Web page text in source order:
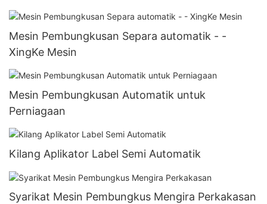
Mesin Pembungkusan Separa automatik - -
XingKe Mesin
Mesin Pembungkusan Automatik untuk
Perniagaan
Kilang Aplikator Label Semi Automatik
Syarikat Mesin Pembungkus Mengira Perkakasan